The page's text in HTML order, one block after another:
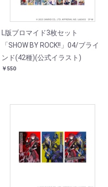
L版ブロマイド3枚セット
「SHOW BY ROCK!!」04/ブライ
ンド(42種)(公式イラスト)
￥550